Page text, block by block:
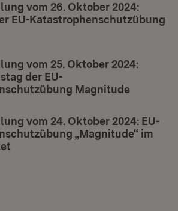
vom 26. Oktober 2024:
EU-Katastrophenschutzübung
vom 25. Oktober 2024:
der EU-
Magnitude
vom 24. Oktober 2024: EU-
„Magnitude“ im